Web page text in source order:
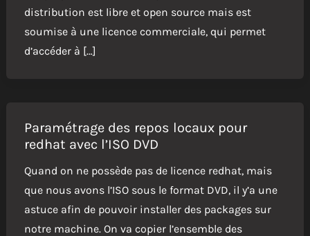
distribution est libre et open source mais est
soumise à une licence commerciale, qui permet
d’accéder à […]
Paramétrage des repos locaux pour
redhat avec l’ISO DVD
Quand on ne possède pas de licence redhat, mais
que nous avons l’ISO sous le format DVD, il y’a une
astuce afin de pouvoir installer des packages sur
notre machine. On va copier l’ensemble des